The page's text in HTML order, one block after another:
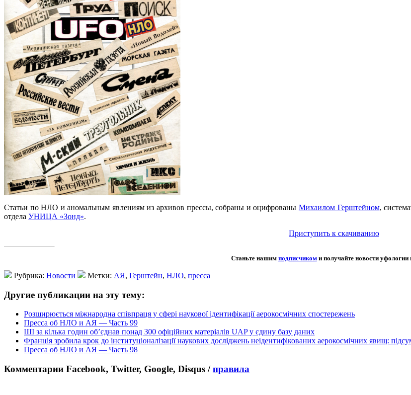
Статьи по НЛО и аномальным явлениям из архивов прессы, собраны и оцифрованы Михаилом Герштейном,
отдела УНИЦА «Зонд».
Приступить к скачиванию
Станьте нашим подписчикоми получайте новости уфологии
Рубрика: Новости Метки: АЯ, Герштейн, НЛО, пресса
Другие публикации на эту тему:
Розширюється міжнародна співпраця у сфері наукової ідентифікації аерокосмічних спостережень
Пресса об НЛО и АЯ — Часть 99
ШІ за кілька годин об’єднав понад 300 офіційних матеріалів UAP у єдину базу даних
Франція зробила крок до інституціоналізації наукових досліджень неідентифікованих аерокосмічних явищ:
Пресса об НЛО и АЯ — Часть 98
Комментарии Facebook, Twitter, Google, Disqus /правила